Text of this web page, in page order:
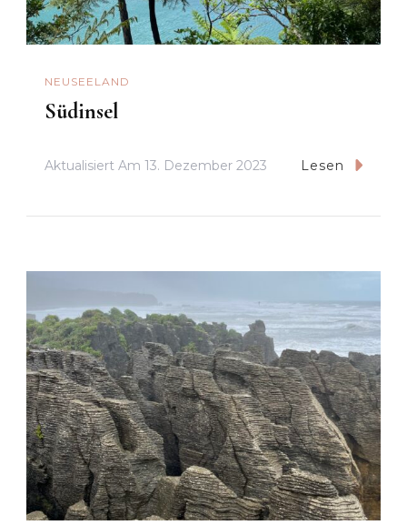
NEUSEELAND
Südinsel
Aktualisiert Am 13. Dezember 2023 Lesen